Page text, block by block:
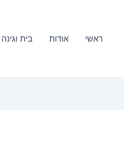
ראשי
אודות בית וגינה